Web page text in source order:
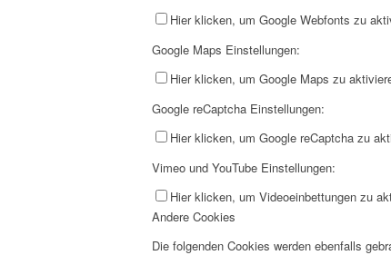
Hier klicken, um Google Webfonts zu
Google Maps Einstellungen:
Hier klicken, um Google Maps zu
Google reCaptcha Einstellungen:
Hier klicken, um Google reCaptcha zu
Vimeo und YouTube Einstellungen:
Hier klicken, um Videoeinbettungen zu
Andere Cookies
Die folgenden Cookies werden ebenfalls